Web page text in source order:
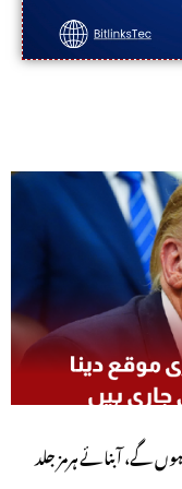
گے، آبنائے ہرمز جلد